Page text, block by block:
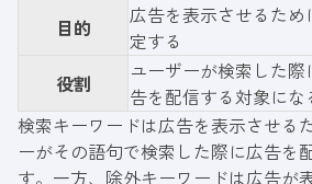
目的
広告を表示させるため
定する
役割
ユーザーが検索した際
告を配信する対象にな
検索キーワードは広告を表示させる
ーがその語句で検索した際に広告を
す。一方、除外キーワードは広告が